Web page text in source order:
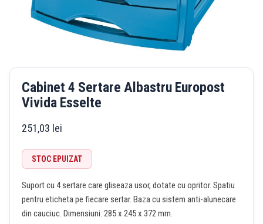
Cabinet 4 Sertare Albastru Europost
Vivida Esselte
251,03 lei
STOC EPUIZAT
Suport cu 4 sertare care gliseaza usor, dotate cu opritor. Spatiu
pentru eticheta pe fiecare sertar. Baza cu sistem anti-alunecare
din cauciuc. Dimensiuni: 285 x 245 x 372 mm.